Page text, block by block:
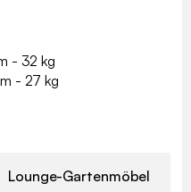
- 32 kg
- 27 kg
Lounge-Gartenmöbel